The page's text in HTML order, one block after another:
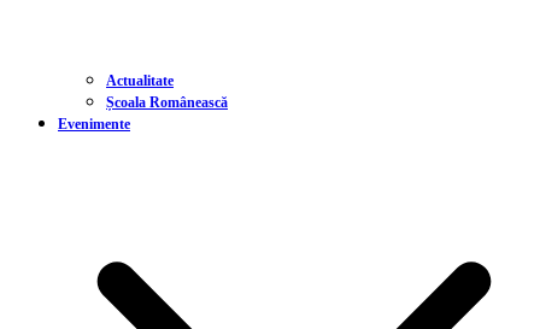
Actualitate
Școala Românească
Evenimente